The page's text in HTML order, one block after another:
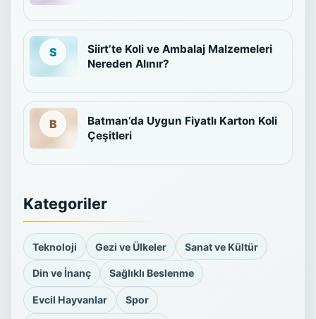
Siirt’te Koli ve Ambalaj Malzemeleri
Nereden Alınır?
Batman’da Uygun Fiyatlı Karton Koli
Çeşitleri
Kategoriler
Teknoloji Gezi ve Ülkeler Sanat ve Kültür
Din ve İnanç Sağlıklı Beslenme
Evcil Hayvanlar Spor